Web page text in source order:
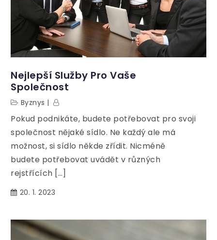
Nejlepší Služby Pro Vaše
Společnost
Byznys
Pokud podnikáte, budete potřebovat pro svoji
společnost nějaké sídlo. Ne každý ale má
možnost, si sídlo někde zřídit. Nicméně
budete potřebovat uvádět v různých
rejstřících […]
20. 1. 2023